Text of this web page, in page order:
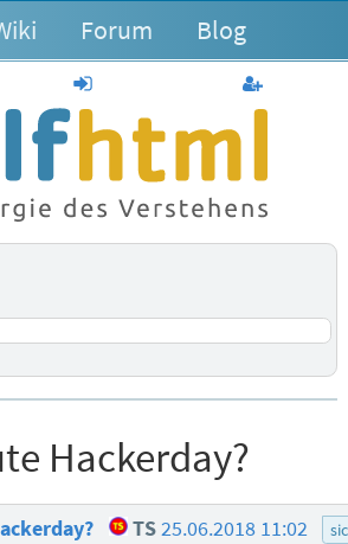
Forum Blog
anmelden
Hackerday?
TS 25.06.2018 11:02